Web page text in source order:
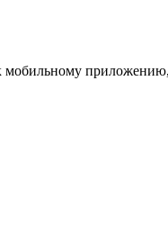
мобильному